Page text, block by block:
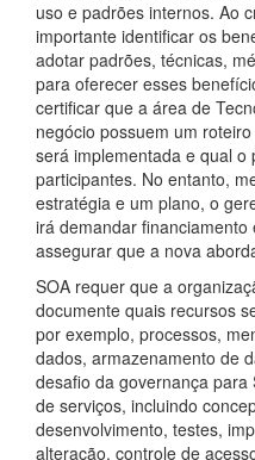
uso e padrões internos. Ao
importante identificar os
adotar padrões, técnicas,
para oferecer esses
certificar que a área de
negócio possuem um
será implementada e qual o
participantes. No entanto,
estratégia e um plano, o
irá demandar
assegurar que a nova
SOA requer que a
documente quais recursos
por exemplo, processos,
dados, armazenamento de
desafio da governança
de serviços, incluindo
desenvolvimento, testes,
alteração, controle de